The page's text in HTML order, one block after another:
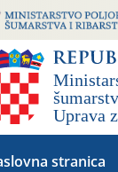
stranica